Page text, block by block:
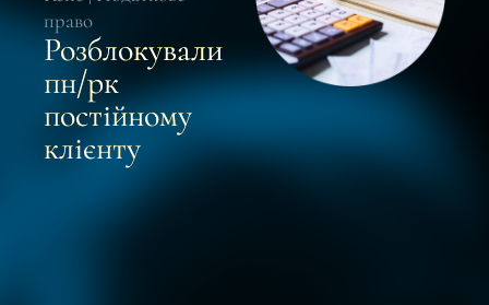
право
Розблокували
пн/рк
постійному
клієнту